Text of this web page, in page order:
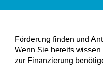
Förderung finden und
Wenn Sie bereits
zur Finanzierung